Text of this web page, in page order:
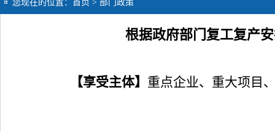
您现在的位置： 首页 > 部门政策
根据政府部门复工复产
【享受主体】 重点企业、重大项目